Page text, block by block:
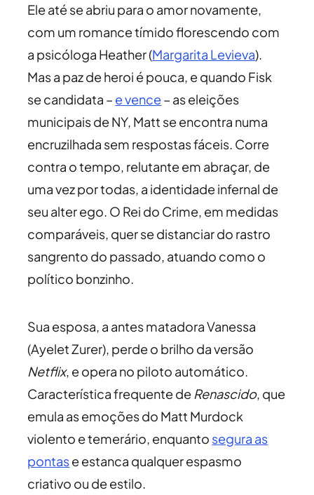
Ele até se abriu para o amor novamente,
com um romance tímido florescendo com
a psicóloga Heather (Margarita Levieva).
Mas a paz de heroi é pouca, e quando Fisk
se candidata – e vence– as eleições
municipais de NY, Matt se encontra numa
encruzilhada sem respostas fáceis. Corre
contra o tempo, relutante em abraçar, de
uma vez por todas, a identidade infernal de
seu alter ego. O Rei do Crime, em medidas
comparáveis, quer se distanciar do rastro
sangrento do passado, atuando como o
político bonzinho.
Sua esposa, a antes matadora Vanessa
(Ayelet Zurer), perde o brilho da versão
Netflix, e opera no piloto automático.
Característica frequente de Renascido, que
emula as emoções do Matt Murdock
violento e temerário, enquanto segura as
pontase estanca qualquer espasmo
criativo ou de estilo.